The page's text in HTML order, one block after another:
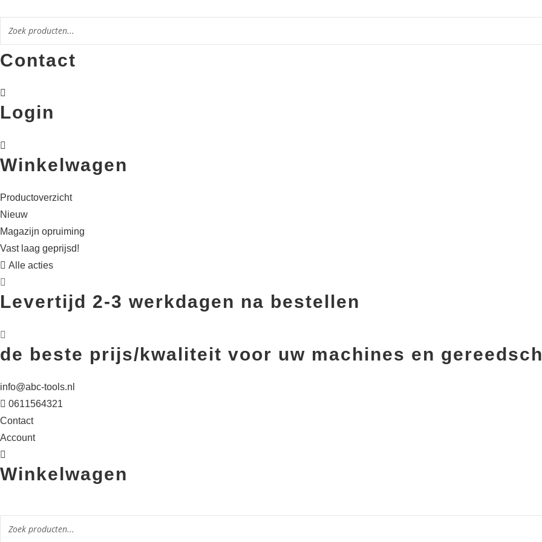
inhoud
Contact
Login
Winkelwagen
Productoverzicht
Nieuw
Magazijn opruiming
Vast laag geprijsd!
Alle acties
Levertijd 2-3 werkdagen na bestellen
de beste prijs/kwaliteit voor uw machines en
info@abc-tools.nl
0611564321
Contact
Account
Winkelwagen